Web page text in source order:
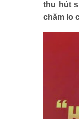
BẠN
thu hút
chăm lo